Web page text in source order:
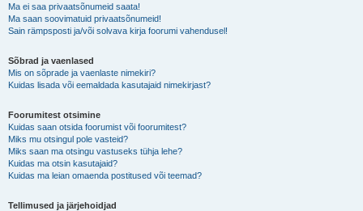
Ma ei saa privaatsõnumeid saata!
Ma saan soovimatuid privaatsõnumeid!
Sain rämpsposti ja/või solvava kirja foorumi vahendusel!
Sõbrad ja vaenlased
Mis on sõprade ja vaenlaste nimekiri?
Kuidas lisada või eemaldada kasutajaid nimekirjast?
Foorumitest otsimine
Kuidas saan otsida foorumist või foorumitest?
Miks mu otsingul pole vasteid?
Miks saan ma otsingu vastuseks tühja lehe?
Kuidas ma otsin kasutajaid?
Kuidas ma leian omaenda postitused või teemad?
Tellimused ja järjehoidjad